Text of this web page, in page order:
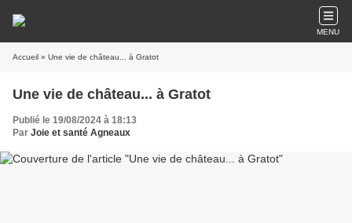
MENU
Accueil » Une vie de château... à Gratot
Une vie de château... à Gratot
Publié le 19/08/2024 à 18:13
Par Joie et santé Agneaux